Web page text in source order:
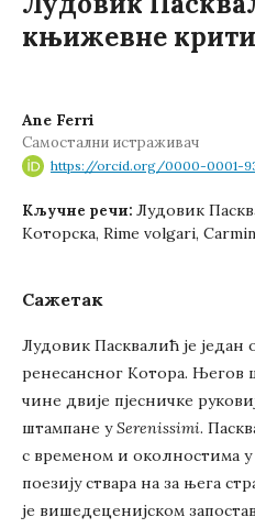
књижевне
Ane Ferri
Самостални истраживач
https://orcid.org/0000-0001-
Кључне речи: Лудовик
Которска, Rime volgari,
Сажетак
Лудовик Пасквалић је један
ренесансног Котора.
чине двије пјесничке
штампане уSerenissimi.
с временом и околностима у
поезију ствара на за њега
је вишедеценијском